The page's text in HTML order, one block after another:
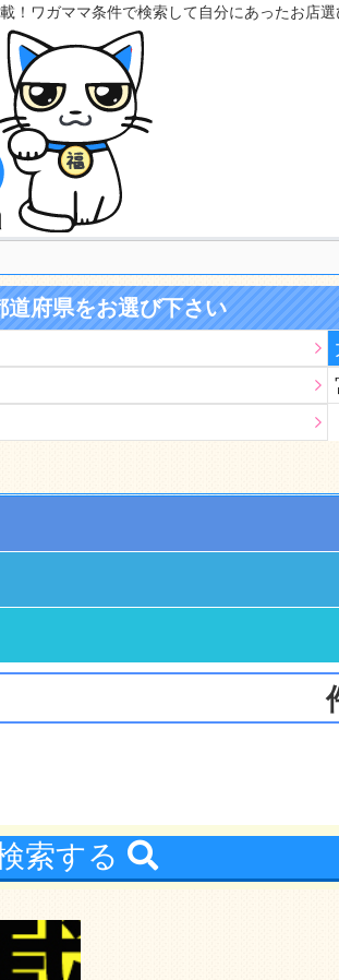
！ワガママ条件で検索して自分にあったお店
府県をお選び下さい
索する